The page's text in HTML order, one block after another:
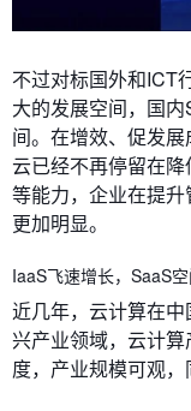
不过对标国外和ICT
大的发展空间，国
间。在增效、促发
云已经不再停留在
等能力，企业在提
更加明显。
IaaS飞速增长，SaaS
近几年，云计算在
兴产业领域，云计
度，产业规模可观，